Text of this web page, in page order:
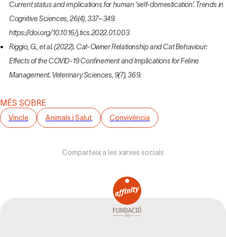
Current status and implications for human ‘self-domestication’. Trends in
Cognitive Sciences, 26(4), 337–349.
https://doi.org/10.1016/j.tics.2022.01.003
Riggio, G., et al. (2022). Cat-Owner Relationship and Cat Behaviour:
Effects of the COVID-19 Confinement and Implications for Feline
Management. Veterinary Sciences, 9(7), 369.
MÉS SOBRE
Vincle Animals i Salut Convivència
Comparteix a les xarxes socials